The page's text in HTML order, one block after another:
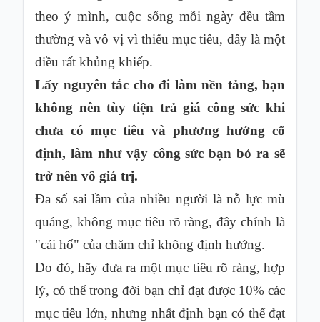
theo ý mình, cuộc sống mỗi ngày đều tầm
thường và vô vị vì thiếu mục tiêu, đây là một
điều rất khủng khiếp.
Lấy nguyên tắc cho đi làm nền tảng, bạn
không nên tùy tiện trả giá công sức khi
chưa có mục tiêu và phương hướng cố
định, làm như vậy công sức bạn bỏ ra sẽ
trở nên vô giá trị.
Đa số sai lầm của nhiều người là nỗ lực mù
quáng, không mục tiêu rõ ràng, đây chính là
"cái hố" của chăm chỉ không định hướng.
Do đó, hãy đưa ra một mục tiêu rõ ràng, hợp
lý, có thể trong đời bạn chỉ đạt được 10% các
mục tiêu lớn, nhưng nhất định bạn có thể đạt